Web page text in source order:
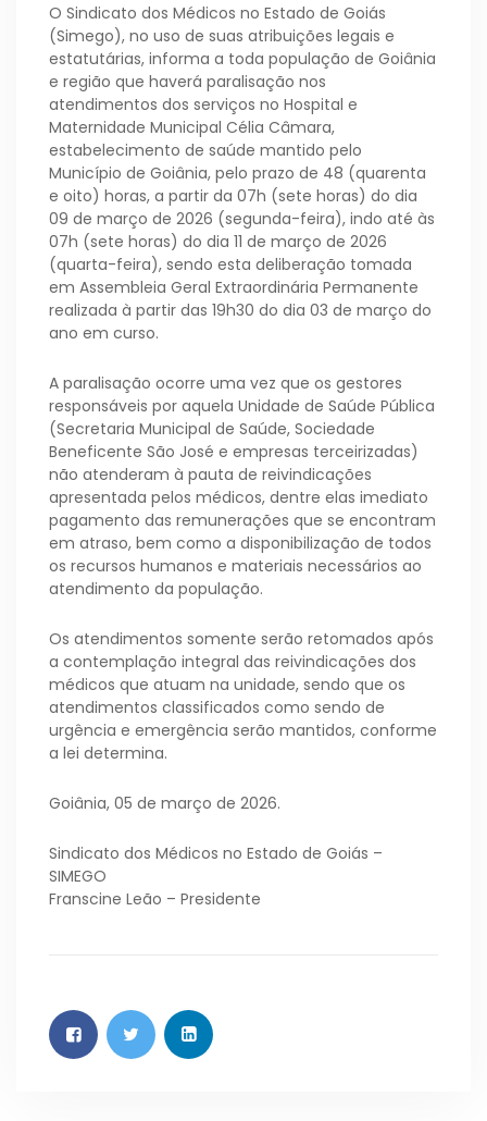
O Sindicato dos Médicos no Estado de Goiás
(Simego), no uso de suas atribuições legais e
estatutárias, informa a toda população de Goiânia
e região que haverá paralisação nos
atendimentos dos serviços no Hospital e
Maternidade Municipal Célia Câmara,
estabelecimento de saúde mantido pelo
Município de Goiânia, pelo prazo de 48 (quarenta
e oito) horas, a partir da 07h (sete horas) do dia
09 de março de 2026 (segunda-feira), indo até às
07h (sete horas) do dia 11 de março de 2026
(quarta-feira), sendo esta deliberação tomada
em Assembleia Geral Extraordinária Permanente
realizada à partir das 19h30 do dia 03 de março do
ano em curso.
A paralisação ocorre uma vez que os gestores
responsáveis por aquela Unidade de Saúde Pública
(Secretaria Municipal de Saúde, Sociedade
Beneficente São José e empresas terceirizadas)
não atenderam à pauta de reivindicações
apresentada pelos médicos, dentre elas imediato
pagamento das remunerações que se encontram
em atraso, bem como a disponibilização de todos
os recursos humanos e materiais necessários ao
atendimento da população.
Os atendimentos somente serão retomados após
a contemplação integral das reivindicações dos
médicos que atuam na unidade, sendo que os
atendimentos classificados como sendo de
urgência e emergência serão mantidos, conforme
a lei determina.
Goiânia, 05 de março de 2026.
Sindicato dos Médicos no Estado de Goiás –
SIMEGO
Franscine Leão – Presidente